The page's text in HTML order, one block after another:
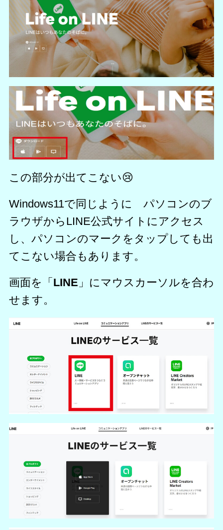
この部分が出てこない😢
Windows11で同じように パソコンのブ
ラウザからLINE公式サイトにアクセス
し、パソコンのマークをタップしても出
てこない場合もあります。
画面を「 LINE 」にマウスカーソルを合わ
せます。